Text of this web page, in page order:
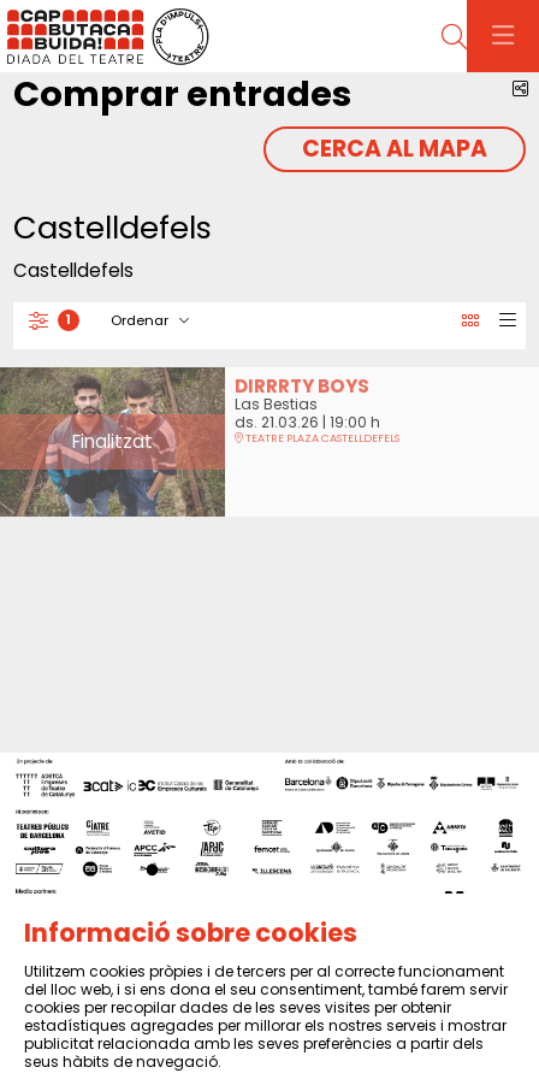
Cerca
Comprar entrades
CERCA AL MAPA
Castelldefels
Castelldefels
Filtrar
1 Ordenar
Finalitzat
DIRRRTY BOYS
Las Bestias
ds. 21.03.26 | 19:00 h
TEATRE PLAZA CASTELLDEFELS
Sitemap | Avís Legal | Política de privacitat | Contactar
Informació sobre cookies
Utilitzem cookies pròpies i de tercers per al correcte funcionament
del lloc web, i si ens dona el seu consentiment, també farem servir
cookies per recopilar dades de les seves visites per obtenir
estadístiques agregades per millorar els nostres serveis i mostrar
publicitat relacionada amb les seves preferències a partir dels
seus hàbits de navegació.